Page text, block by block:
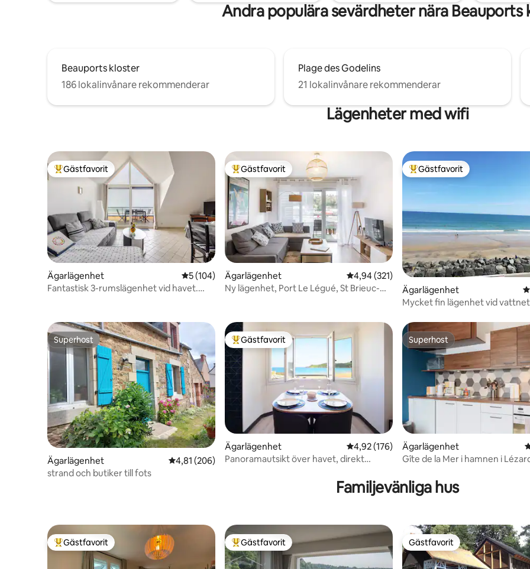
Andra populära sevärdheter nära Beauports
Beauports kloster
186 lokalinvånare rekommenderar
Plage des Godelins
21 lokalinvånare rekommenderar
Lägenheter med wifi
Populär gästfavorit
Gästfavorit
Ägarlägenhet 5 av 5 i genomsnittligt betyg, 104 omdömen
5 (104)
Fantastisk 3-rumslägenhet vid havet.
Populär gästfavorit
Gästfavorit
Ägarlägenhet 4,94 av 5 i genomsnittligt betyg, 321
4,94 (321)
Ny lägenhet, Port Le Légué, St Brieuc-
Populär gästfavorit
Gästfavorit
Ägarlägenhet
Mycket fin lägenhet vid vattnet
Superhost
Superhost
Ägarlägenhet 4,81 av 5 i genomsnittligt betyg, 206 omdömen
4,81 (206)
strand och butiker till fots
Populär gästfavorit
Gästfavorit
Ägarlägenhet 4,92 av 5 i genomsnittligt betyg, 176
4,92 (176)
Panoramautsikt över havet, direkt
Superhost
Superhost
Ägarlägenhet
Gîte de la Mer i hamnen i
Familjevänliga hus
Populär gästfavorit
Gästfavorit Populär gästfavorit
Gästfavorit Gästfavorit
Gästfavorit